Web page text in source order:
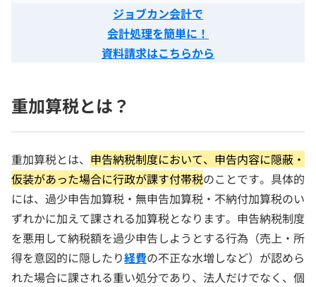
ジョブカン会計で
会計処理を簡単に！
資料請求はこちらから
重加算税とは？
重加算税とは、 申告納税制度において、申告内容に隠蔽・
仮装があった場合に行政が課す付帯税のことです。具体的
には、過少申告加算税・無申告加算税・不納付加算税のい
ずれかに加えて課される加算税となります。申告納税制度
を悪用して納税額を過少申告しようとする行為（売上・所
得を意図的に隠したり経費の不正な水増しなど）が認めら
れた場合に課される重い処分であり、法人だけでなく、個